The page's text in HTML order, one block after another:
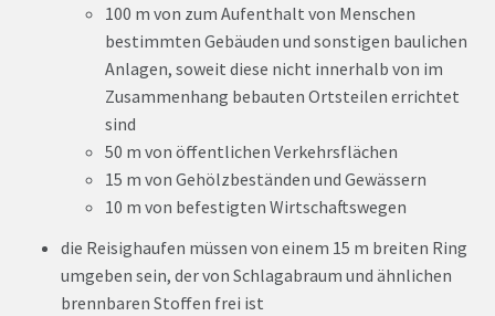
100 m von zum Aufenthalt von Menschen
bestimmten Gebäuden und sonstigen baulichen
Anlagen, soweit diese nicht innerhalb von im
Zusammenhang bebauten Ortsteilen errichtet
sind
50 m von öffentlichen Verkehrsflächen
15 m von Gehölzbeständen und Gewässern
10 m von befestigten Wirtschaftswegen
die Reisighaufen müssen von einem 15 m breiten Ring
umgeben sein, der von Schlagabraum und ähnlichen
brennbaren Stoffen frei ist